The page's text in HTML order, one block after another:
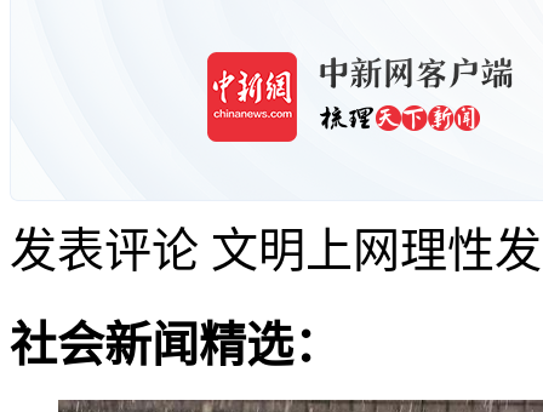
发表评论 文明上网理性
社会新闻精选：